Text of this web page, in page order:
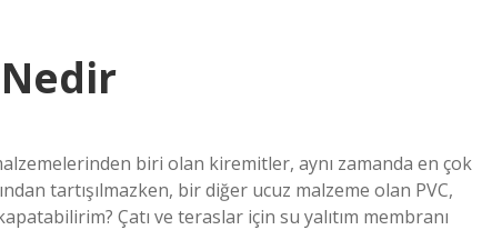
biri olan kiremitler, aynı zamanda en çok
tartışılmazken, bir diğer ucuz malzeme olan PVC,
Çatı ve teraslar için su yalıtım membranı